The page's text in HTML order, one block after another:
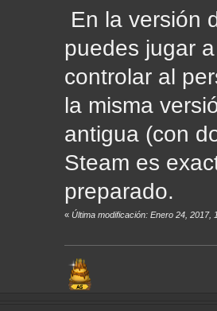
En la versión
puedes jugar
controlar al
la misma
antigua (con
Steam es
preparado.
«Última modificación: Enero 24, 2017,